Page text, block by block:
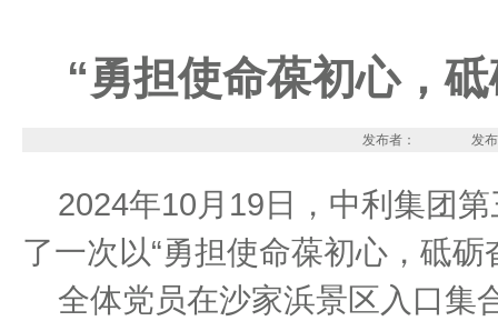
“勇担使命葆初心，
发布者： 发
2024年10 月 19日，中利集团
了一次以“勇担使命葆初心，砥
全体党员在沙家浜景区入口集